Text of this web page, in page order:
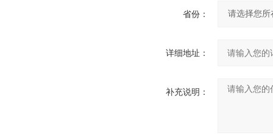
省份：
详细地址：
补充说明：